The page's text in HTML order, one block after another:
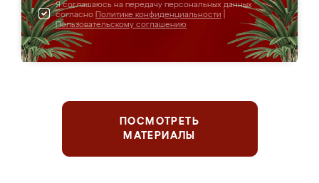
Я соглашаюсь на передачу персональных данных
согласно Политике конфиденциальности
Пользовательскому соглашению
ПОСМОТРЕТЬ
МАТЕРИАЛЫ